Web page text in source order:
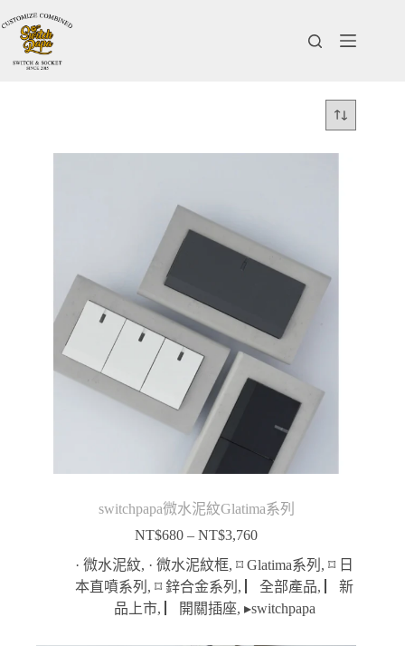
至
switchpapa微水泥紋Glatima系列
NT$680 – NT$3,760價
格
範
圍：
NT$680
到
· 微水泥紋, · 微水泥紋框,⌑ Glatima系列 ,⌑ 日
本直噴系列 ,⌑ 鋅合金系列 , ▏全部產品,
▏新
品上市, ▏開關插座, ▸switchpapa